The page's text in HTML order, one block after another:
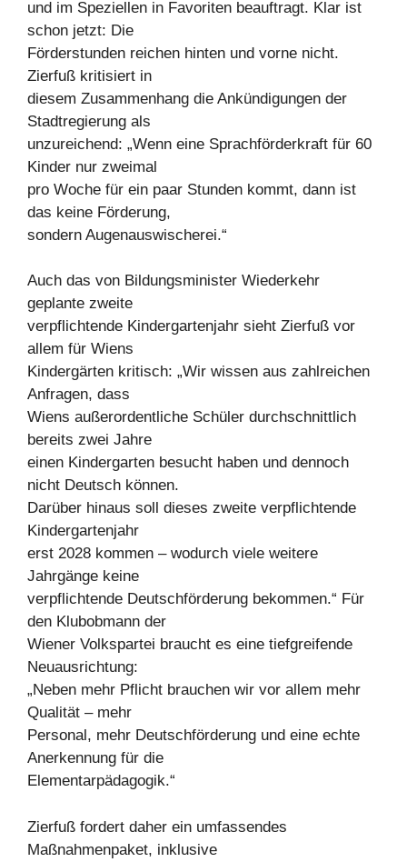
und im Speziellen in Favoriten beauftragt. Klar ist
schon jetzt: Die
Förderstunden reichen hinten und vorne nicht.
Zierfuß kritisiert in
diesem Zusammenhang die Ankündigungen der
Stadtregierung als
unzureichend: „Wenn eine Sprachförderkraft für 60
Kinder nur zweimal
pro Woche für ein paar Stunden kommt, dann ist
das keine Förderung,
sondern Augenauswischerei.“
Auch das von Bildungsminister Wiederkehr
geplante zweite
verpflichtende Kindergartenjahr sieht Zierfuß vor
allem für Wiens
Kindergärten kritisch: „Wir wissen aus zahlreichen
Anfragen, dass
Wiens außerordentliche Schüler durchschnittlich
bereits zwei Jahre
einen Kindergarten besucht haben und dennoch
nicht Deutsch können.
Darüber hinaus soll dieses zweite verpflichtende
Kindergartenjahr
erst 2028 kommen – wodurch viele weitere
Jahrgänge keine
verpflichtende Deutschförderung bekommen.“ Für
den Klubobmann der
Wiener Volkspartei braucht es eine tiefgreifende
Neuausrichtung:
„Neben mehr Pflicht brauchen wir vor allem mehr
Qualität – mehr
Personal, mehr Deutschförderung und eine echte
Anerkennung für die
Elementarpädagogik.“
Zierfuß fordert daher ein umfassendes
Maßnahmenpaket, inklusive